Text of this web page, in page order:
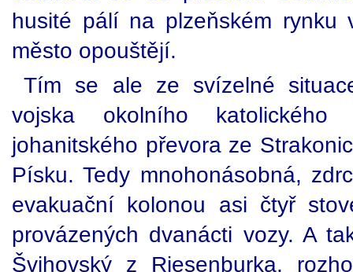
husité pálí na plzeňském rynku
město opouštějí.
Tím se ale ze svízelné
vojska okolního
johanitského převora ze
Písku. Tedy mnohonásobná,
evakuační kolonou asi čtyř
provázených dvanácti vozy. A
Švihovský z Riesenburka,